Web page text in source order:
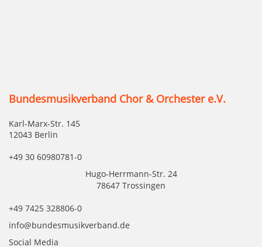
Bundesmusikverband Chor & Orchester e.V.
Karl-Marx-Str. 145
12043 Berlin
+49 30 60980781-0
Hugo-Herrmann-Str. 24
78647 Trossingen
+49 7425 328806-0
info@bundesmusikverband.de
Social Media